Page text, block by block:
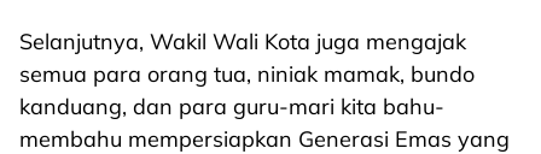
Selanjutnya, Wakil Wali Kota juga mengajak
semua para orang tua, niniak mamak, bundo
kanduang, dan para guru-mari kita bahu-
membahu mempersiapkan Generasi Emas yang